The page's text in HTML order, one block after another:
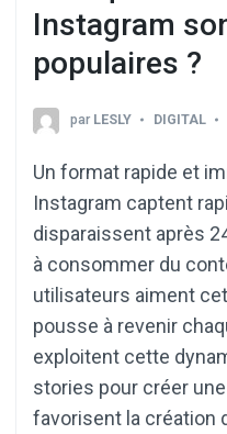
Instagram
populaires ?
par LESLY DIGITAL
Un format rapide et
Instagram captent
disparaissent après
à consommer du
utilisateurs aiment
pousse à revenir
exploitent cette
stories pour créer
favorisent la création